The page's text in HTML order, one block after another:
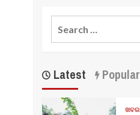
Latest Popular
ଖବର